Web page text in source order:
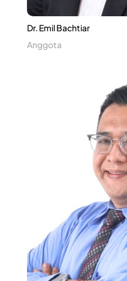
Dr. Emil Bachtiar
Anggota